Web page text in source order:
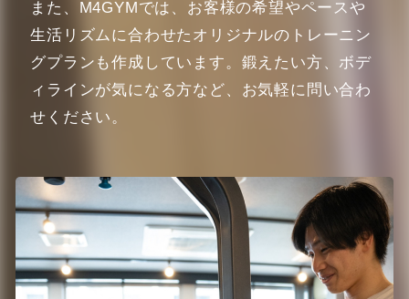
また、M4GYMでは、お客様の希望やペースや
生活リズムに合わせたオリジナルのトレーニン
グプランも作成しています。鍛えたい方、ボデ
ィラインが気になる方など、お気軽に問い合わ
せください。